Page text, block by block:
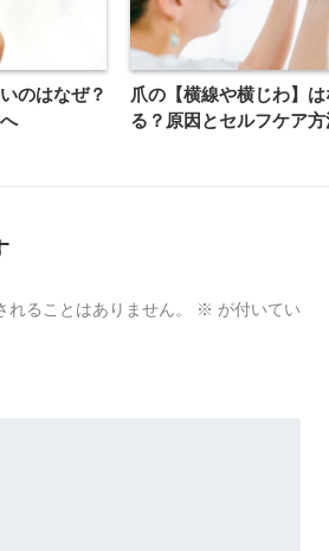
のはなぜ？
爪の【横線や横じわ】
る？原因とセルフケア方
れることはありません。 ※ が付いてい